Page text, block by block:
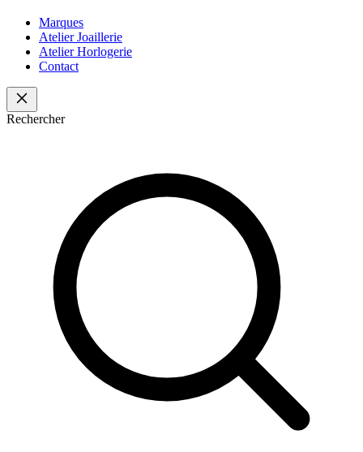
Marques
Atelier Joaillerie
Atelier Horlogerie
Contact
Rechercher